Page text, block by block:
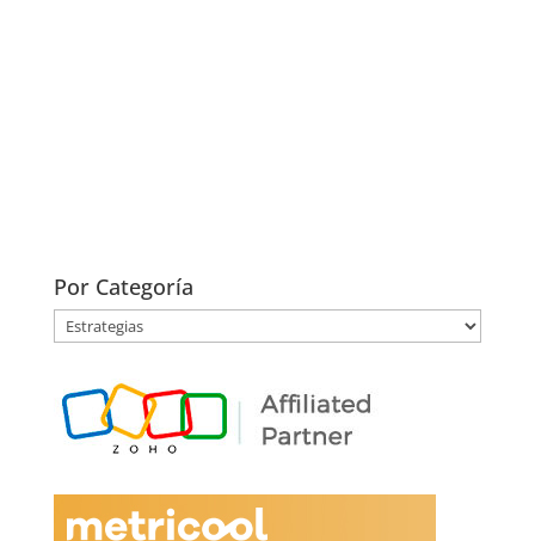
Por Categoría
Por
Categoría